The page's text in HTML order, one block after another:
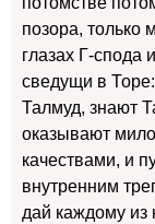
позора, только
глазах Г-спода
сведущи в
Талмуд, знают
оказывают
качествами, и
внутренним
дай каждому из